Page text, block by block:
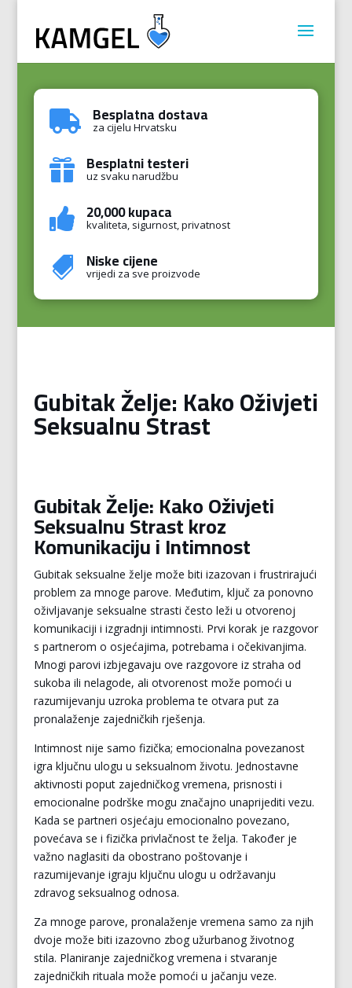
 Besplatna dostava
za cijelu Hrvatsku
 Besplatni testeri
uz svaku narudžbu
 20,000 kupaca
kvaliteta, sigurnost, privatnost
 Niske cijene
vrijedi za sve proizvode
Gubitak Želje: Kako Oživjeti
Seksualnu Strast
Gubitak Želje: Kako Oživjeti
Seksualnu Strast kroz
Komunikaciju i Intimnost
Gubitak seksualne želje može biti izazovan i frustrirajući
problem za mnoge parove. Međutim, ključ za ponovno
oživljavanje seksualne strasti često leži u otvorenoj
komunikaciji i izgradnji intimnosti. Prvi korak je razgovor
s partnerom o osjećajima, potrebama i očekivanjima.
Mnogi parovi izbjegavaju ove razgovore iz straha od
sukoba ili nelagode, ali otvorenost može pomoći u
razumijevanju uzroka problema te otvara put za
pronalaženje zajedničkih rješenja.
Intimnost nije samo fizička; emocionalna povezanost
igra ključnu ulogu u seksualnom životu. Jednostavne
aktivnosti poput zajedničkog vremena, prisnosti i
emocionalne podrške mogu značajno unaprijediti vezu.
Kada se partneri osjećaju emocionalno povezano,
povećava se i fizička privlačnost te želja. Također je
važno naglasiti da obostrano poštovanje i
razumijevanje igraju ključnu ulogu u održavanju
zdravog seksualnog odnosa.
Za mnoge parove, pronalaženje vremena samo za njih
dvoje može biti izazovno zbog užurbanog životnog
stila. Planiranje zajedničkog vremena i stvaranje
zajedničkih rituala može pomoći u jačanju veze.